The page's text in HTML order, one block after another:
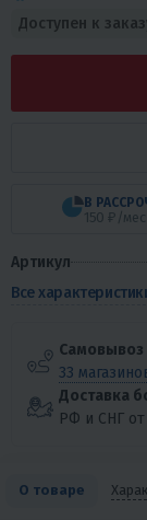
Доступен к
В
150 ₽/мес
Артикул
Все
Самовывоз
33
Доставка
РФ и СНГ от
О товаре